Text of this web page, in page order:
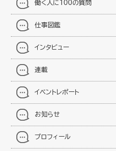
働く人に100の質問
仕事図鑑
インタビュー
連載
イベントレポート
お知らせ
プロフィール